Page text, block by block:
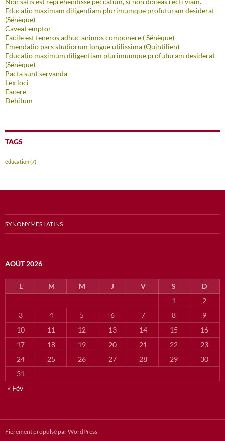
Educatio maximam diligentiam plurimumque profuturam desiderat
(Sénèque)
Caveat emptor
Facile est teneros adhuc animos componere ( Sénèque)
Emendatio pars studiorum longue utilissima (Quintilien)
Educatio maximum diligentiam plurimumque profuturam desiderat
(Sénèque)
Pacta sunt servanda
Lex loci
Facere
Debitum
TAGS
éducation(7)
SYNONYMES LATINS
AOÛT 2026
L M M J V S
D
1
2
3
4 5 6 7 8
9
10
11 12 13 14 15
16
17
18 19 20 21 22
23
24
25 26 27 28 29
30
31
« Fév
Fièrement propulsé par WordPress